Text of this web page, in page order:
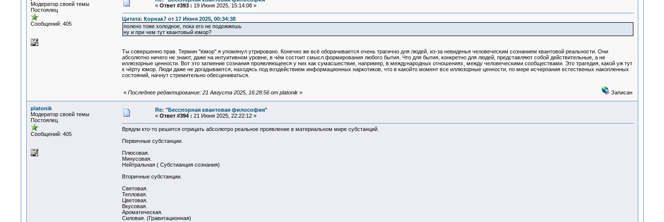
Модератор своей темы
Постоялец
Сообщений: 405
« Ответ #393 : 19 Июня 2025, 15:14:08 »
Цитата: Корнак7 от 17 Июня 2025, 00:34:38
полено тоже холодное, пока его не подожжешь
ну и при чем тут квантовый юмор?
Ты совершенно прав. Термин "юмор" я упомянул утрировано. Конечно же всё оборачивается очень трагично для людей, из-за невиденья человеческим сознанием квантовой реальности. Они
абсолютно ничего не знают, даже на интуитивном уровне, в чём состоит смысл формирования любого бытия. Что для бытия, конкретно для людей, представляют собой действительные, а не
иллюзорные ценности. Вот это затмение сознания проявляющееся у них как сумасшествие, например, в международных отношениях, между человеческими сообществами. Это трагедия, какой уж тут
к чёрту юмор. Люди даже не догадываются, находясь под воздействием информационных наркотиков, что в какойто момент все иллюзорные ценности, по мере исчерпания естественых накопленных
состояний, начнут стремительно обесцениваться.
« Последнее редактирование: 21 Августа 2025, 16:28:56 от platonik» Записан
platonik
Модератор своей темы
Постоялец
Сообщений: 405
Re: "Бесспорная квантовая философия"
« Ответ #394 : 21 Июня 2025, 22:22:12 »
Врядли кто-то решится отрицать абсолютро реальное проявление в материальном мире субстанций.
Первичные субстанции.
Плюсовая.
Минусовая.
Нейтральная ( Субстианция сознания)
Вторичные субстанции.
Световая.
Тепловая.
Цветовая.
Вкусовая.
Ароматическая.
Силовая. (Гравитационная)